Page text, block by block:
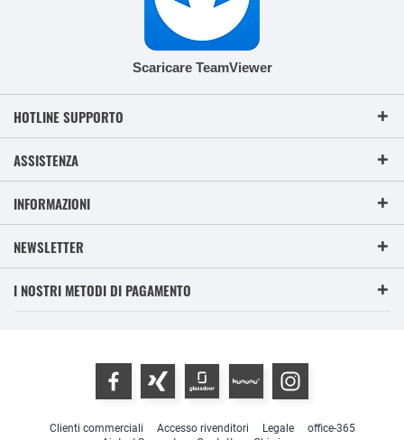
Scaricare TeamViewer
HOTLINE SUPPORTO
ASSISTENZA
INFORMAZIONI
NEWSLETTER
I NOSTRI METODI DI PAGAMENTO
Clienti commerciali Accesso rivenditori Legale
office-365